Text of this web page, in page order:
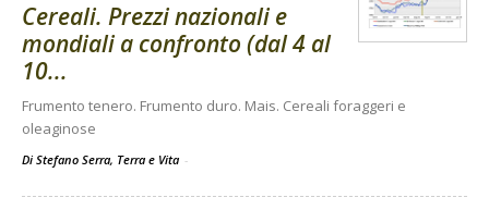
Cereali. Prezzi nazionali e
mondiali a confronto (dal 4 al
10...
Frumento tenero. Frumento duro. Mais. Cereali foraggeri e
oleaginose
Di Stefano Serra, Terra e Vita -